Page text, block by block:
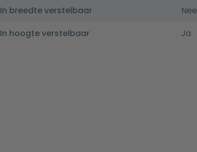
In breedte verstelbaar
Nee
In hoogte verstelbaar
Ja